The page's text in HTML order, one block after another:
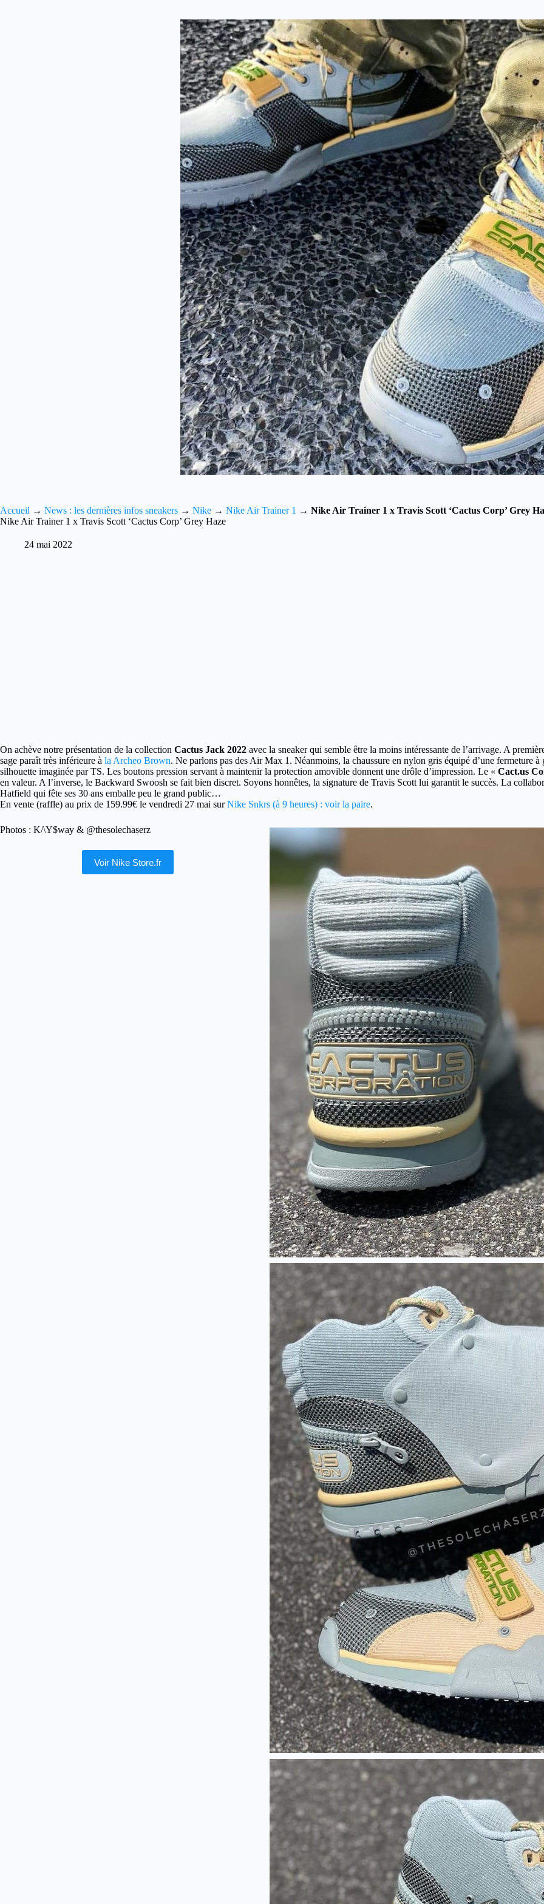
Accueil → News : les dernières infos sneakers → Nike → Nike Air Trainer 1 → Nike Air Trainer 1 x Travis Scott ‘Cactus Corp’ Grey
Nike Air Trainer 1 x Travis Scott ‘Cactus Corp’ Grey Haze
24 mai 2022
On achève notre présentation de la collection Cactus Jack 2022 avec la sneaker qui semble être la moins intéressante de l’arrivage. A
sage paraît très inférieure à la Archeo Brown. Ne parlons pas des Air Max 1. Néanmoins, la chaussure en nylon gris équipé d’une fermeture
silhouette imaginée par TS. Les boutons pression servant à maintenir la protection amovible donnent une drôle d’impression. Le « Cact.us
en valeur. A l’inverse, le Backward Swoosh se fait bien discret. Soyons honnêtes, la signature de Travis Scott lui garantit le succès. La
Hatfield qui fête ses 30 ans emballe peu le grand public…
En vente (raffle) au prix de 159.99€ le vendredi 27 mai surNike Snkrs (à 9 heures) : voir la paire.
Photos : K/\Y$way & @thesolechaserz
Voir Nike Store.fr